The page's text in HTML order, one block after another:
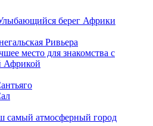
берег Африки
Ривьера
место для знакомства с
Африкой
самый атмосферный город